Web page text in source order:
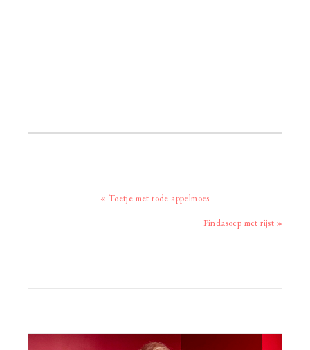
Vorig
« Toetje met rode appelmoes
Volgend
Pindasoep met rijst »